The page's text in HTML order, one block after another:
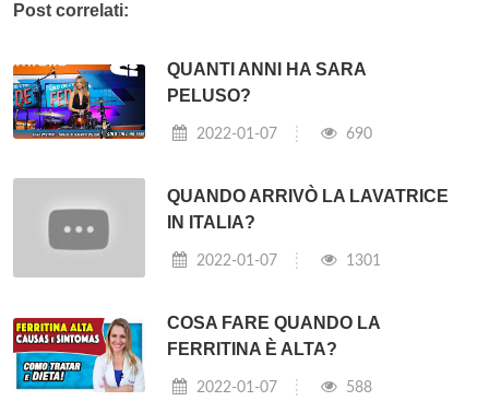
Post correlati:
QUANTI ANNI HA SARA
PELUSO?
2022-01-07 690
QUANDO ARRIVÒ LA LAVATRICE
IN ITALIA?
2022-01-07 1301
COSA FARE QUANDO LA
FERRITINA È ALTA?
2022-01-07 588